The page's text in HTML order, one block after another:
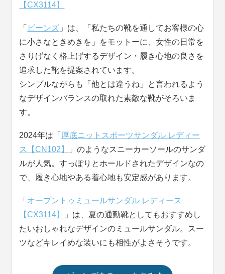
【CX3114】
「 ビーンズ 」は、「私たちの靴を通してお客様の心
に小さなときめきを」をモットーに、女性の日常を
さりげなく格上げするデザイン・履き心地の良さを
追求した靴を提案されています。
シンプルながらも「他とは違うね」と言われるよう
なデザインバランスの取れた素敵な靴がそろいま
す。
2024年は「 厚底ニットスポーツサンダル レディー
ス【CN102】
」のようなスニーカーソールのサンダ
ルが人気。すっぽりとホールドされたデザインなの
で、履き心地やある着心地も安定感があります。
「 オープントゥミュールサンダル レディース
【CX3114】
」は、夏の通勤靴としてもおすすめし
たいおしゃれなデザインのミュールサンダル。スー
ツなどキレイめな装いにも相性がよさそうです。